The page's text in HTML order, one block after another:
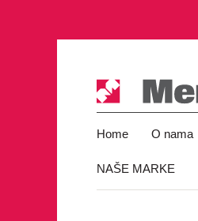
Home O nama
NAŠE MARKE